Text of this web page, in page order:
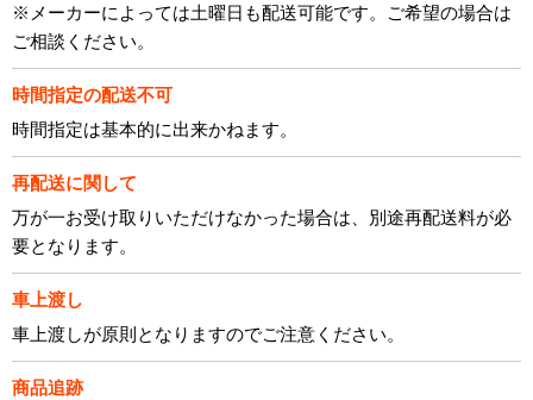
※メーカーによっては土曜日も配送可能です。ご希望の場合は
ご相談ください。
時間指定の配送不可
時間指定は基本的に出来かねます。
再配送に関して
万が一お受け取りいただけなかった場合は、別途再配送料が必
要となります。
車上渡し
車上渡しが原則となりますのでご注意ください。
商品追跡